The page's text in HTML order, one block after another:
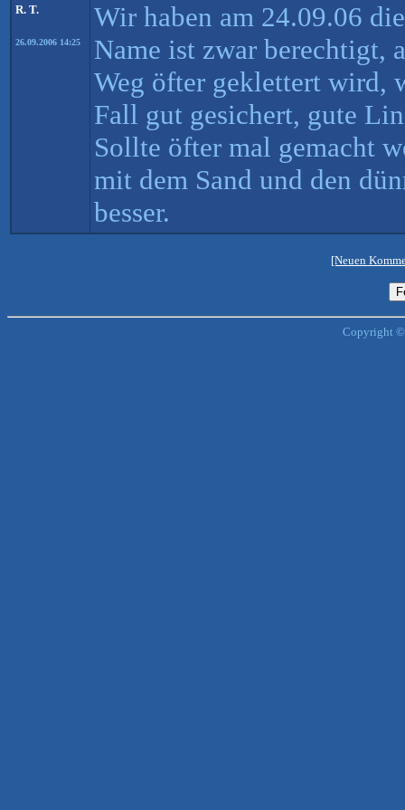
R. T.
26.09.2006 14:25
Wir haben am 24.09.06
Name ist zwar berechtigt,
Weg öfter geklettert wird,
Fall gut gesichert, gute
Sollte öfter mal gemacht
mit dem Sand und den
besser.
[Neuen
Copyright ©